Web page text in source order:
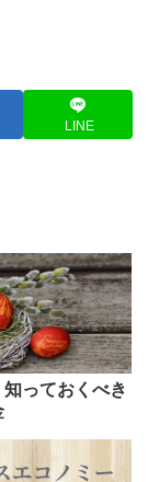
LINE
っておくべき